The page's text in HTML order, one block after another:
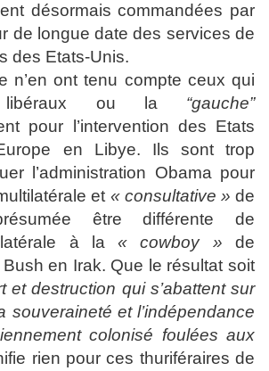
désormais commandées par
de longue date des services de
des Etats-Unis.
ont tenu compte ceux qui
libéraux ou la “gauche”
pour l’intervention des Etats
en Libye. Ils sont trop
l’administration Obama pour
et « consultative » de
être différente de
à la« cowboy » de
Bush en Irak. Que le résultat soit
et destruction qui s’abattent sur
souveraineté et l’indépendance
colonisé foulées aux
rien pour ces thuriféraires de